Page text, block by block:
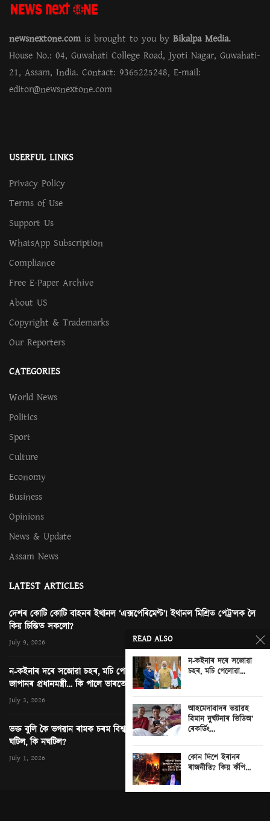
newsnextone.com is brought to you by Bikalpa Media.
House No.: 04, Guwahati College Road, Jyoti Nagar, Guwahati-
21, Assam, India. Contact: 9365225248, E-mail:
editor@newsnextone.com
USERFUL LINKS
Privacy Policy
Terms of Use
Support Us
WhatsApp Subscription
Compliance
Free E-Paper Archive
About US
Copyright & Trademarks
Our Reporters
CATEGORIES
World News
Politics
Sport
Culture
Economy
Business
Opinions
News & Update
Assam News
LATEST ARTICLES
দেশৰ কোটি কোটি বাহনৰ ইথানল ‘এক্সপেৰিমেণ্ট’! ইথানল মিশ্ৰিত পেট্ৰ’লক লৈ
কিয় চিন্তিত সকলো?
July 9, 2026
ন-কইনাৰ দৰে সজোৱা চহৰ, মচি পেলোৱা এখন ছবি আৰু নতুন দিল্লীত
জাপানৰ প্ৰধানমন্ত্ৰী… কি পালে ভাৰতে?
July 3, 2026
ভক্ত বুলি কৈ ভগৱান ৰামক চৰম বিশ্বাসঘাটকতা! অযোধ্যাৰ ৰাম মন্দিৰত কি
ঘটিল, কি নঘটিল?
July 1, 2026
READ ALSO
ন-কইনাৰ দৰে সজোৱা
চহৰ, মচি পেলোৱা...
আহমেদাবাদৰ ভয়াৱহ
বিমান দুৰ্ঘটনাৰ ভিডিঅ’
ৰেকৰ্ডিং...
কোন দিশে ইৰানৰ
ৰাজনীতি? কিয় কঁপি...